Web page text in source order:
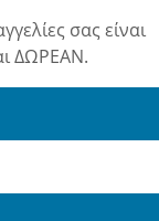
σας είναι
ΔΩΡΕΑΝ.